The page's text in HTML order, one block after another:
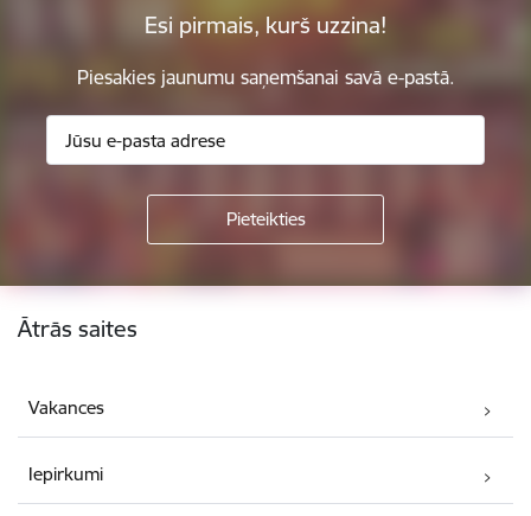
Esi pirmais, kurš uzzina!
Piesakies jaunumu saņemšanai savā e-pastā.
Kājene
Ātrās saites
Vakances
Iepirkumi